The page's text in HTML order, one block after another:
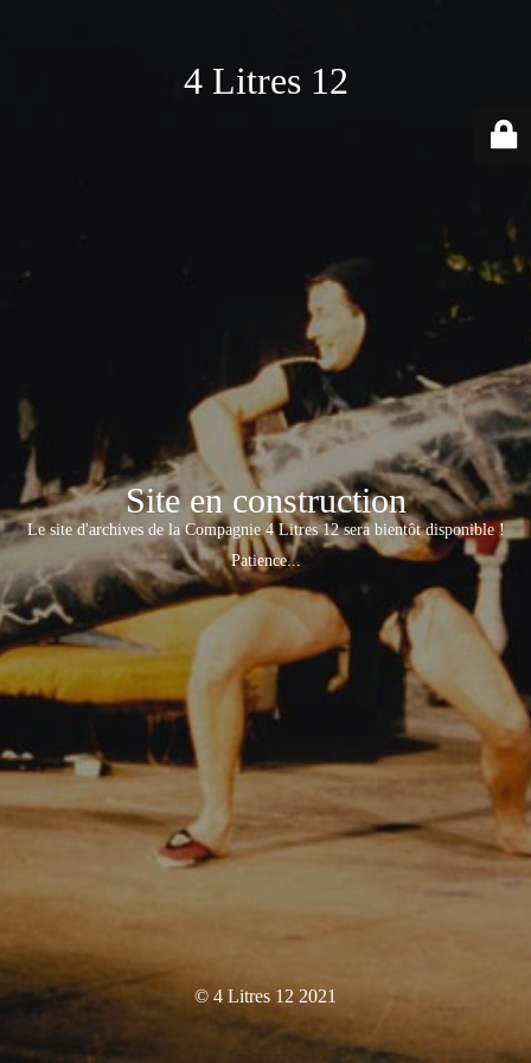
4 Litres 12
Site en construction
Le site d'archives de la Compagnie 4 Litres 12 sera bientôt disponible !
Patience...
© 4 Litres 12 2021